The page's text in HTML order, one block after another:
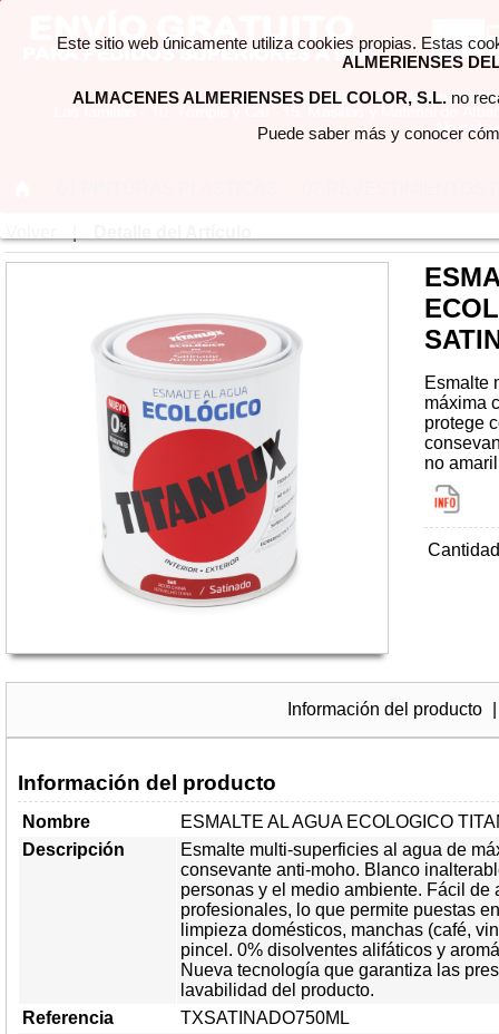
Esmalte
máxima
protege
no
Cantidad
Información del producto
Información del producto
Nombre
ESMALTE AL AGUA ECOLOGICO
Descripción
Esmalte multi-superficies al agua de
consevante anti-moho. Blanco
personas y el medio ambiente. Fácil
profesionales, lo que permite puestas
limpieza domésticos, manchas (café,
pincel. 0% disolventes alifáticos y
Nueva tecnología que garantiza las
lavabilidad del producto.
Referencia
TXSATINADO750ML
Este sitio web únicamente utiliza cookies propias. Estas
ALMERIENSES
ALMACENES ALMERIENSES DEL COLOR, S.L.no
Puede saber más y conocer